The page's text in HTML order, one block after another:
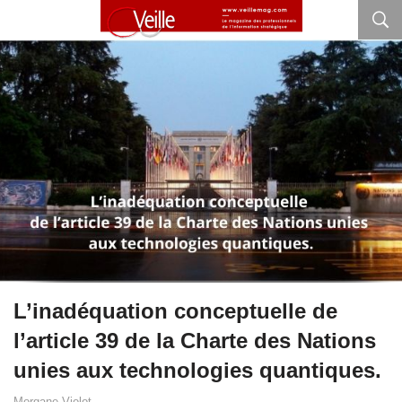
L’inadéquation conceptuelle de
l’article 39 de la Charte des Nations
unies aux technologies quantiques.